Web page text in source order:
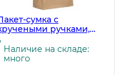
сумка c
ручками,
см, 70 г/м2,
крафт, 250 штук
Наличие на складе:
много